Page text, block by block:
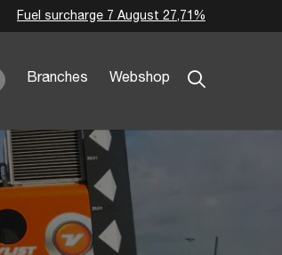
Branches Webshop
Fuel surcharge 7 August 27,71%